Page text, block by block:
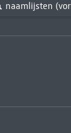
naamlijsten